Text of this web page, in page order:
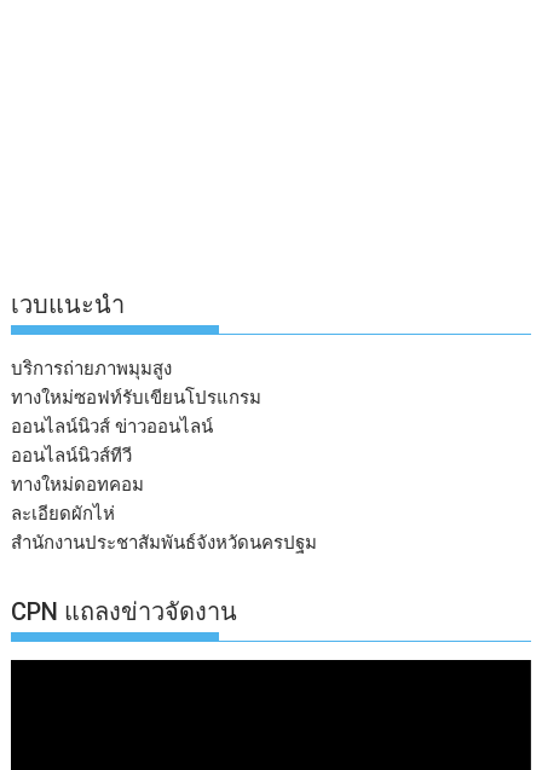
เวบแนะนำ
บริการถ่ายภาพมุมสูง
ทางใหม่ซอฟท์รับเขียนโปรแกรม
ออนไลน์นิวส์ ข่าวออนไลน์
ออนไลน์นิวส์ทีวี
ทางใหม่ดอทคอม
ละเอียดผักไห่
สำนักงานประชาสัมพันธ์จังหวัดนครปฐม
CPN แถลงข่าวจัดงาน